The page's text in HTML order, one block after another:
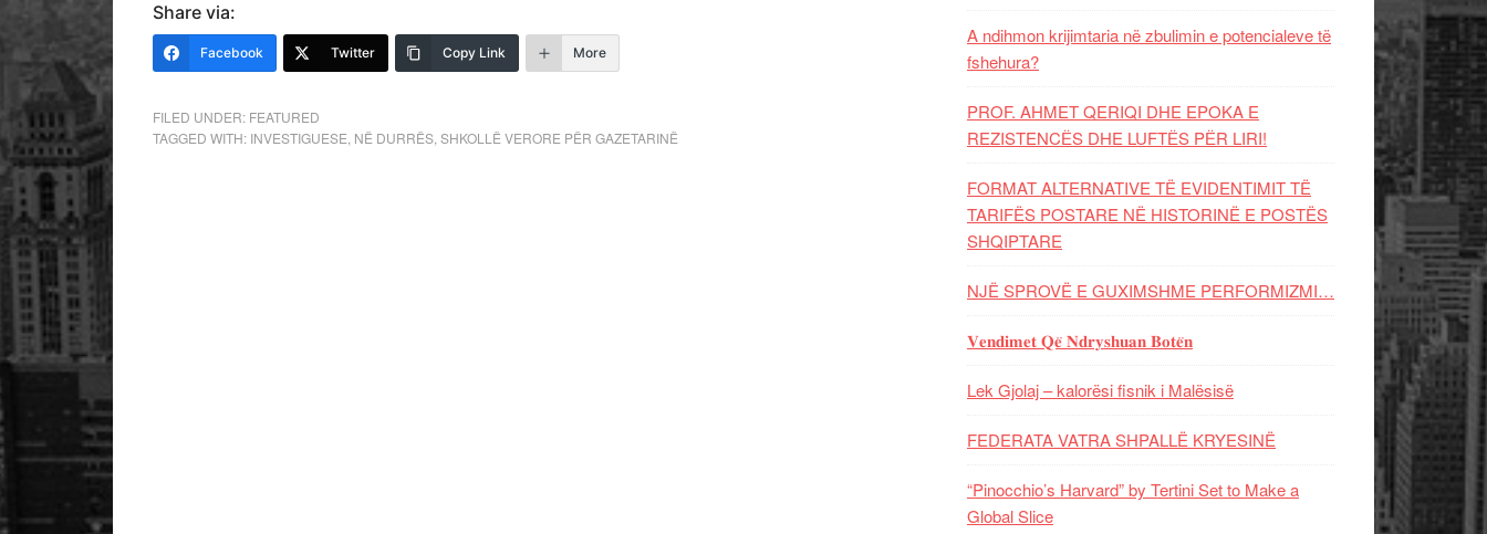
Share via:
Facebook Twitter Copy Link More
FILED UNDER: FEATURED
TAGGED WITH: INVESTIGUESE NË DURRËS SHKOLLË VERORE PËR GAZETARINË
A ndihmon krijimtaria në zbulimin e potencialeve të
fshehura?
PROF. AHMET QERIQI DHE EPOKA E
REZISTENCЁS DHE LUFTЁS PЁR LIRI!
FORMAT ALTERNATIVE TË EVIDENTIMIT TË
TARIFËS POSTARE NË HISTORINË E POSTËS
SHQIPTARE
NJË SPROVË E GUXIMSHME PERFORMIZMI…
𝐕𝐞𝐧𝐝𝐢𝐦𝐞𝐭 𝐐𝐞̈ 𝐍𝐝𝐫𝐲𝐬𝐡𝐮𝐚𝐧 𝐁𝐨𝐭𝐞̈𝐧
Lek Gjolaj – kalorësi fisnik i Malësisë
FEDERATA VATRA SHPALLË KRYESINË
“Pinocchio’s Harvard” by Tertini Set to Make a
Global Slice